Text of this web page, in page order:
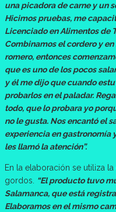
una picadora de carne y un
Hicimos pruebas, me
Licenciado en Alimentos de
Combinamos el cordero y
romero, entonces
que es uno de los pocos
y él me dijo que cuando
probarlos en el paladar.
todo, que lo probara yo
no le gusta. Nos encantó el
experiencia en gastronomía
les llamó la atención”.
En la elaboración se utiliza
gordos. “El producto tuvo
Salamanca, que está
Elaboramos en el mismo